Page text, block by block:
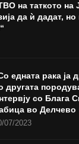
на таткото на
да ѝ дадат, но
едната рака ја
другата
со Блага
во Делчево
07/2023